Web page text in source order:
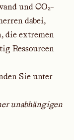
und CO₂-
dabei,
die extremen
Ressourcen
Sie unter
unabhängigen